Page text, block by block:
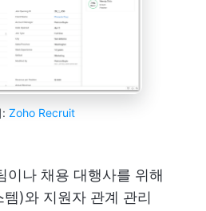
Zoho Recruit
나 채용 대행사를 위해
)와 지원자 관계 관리